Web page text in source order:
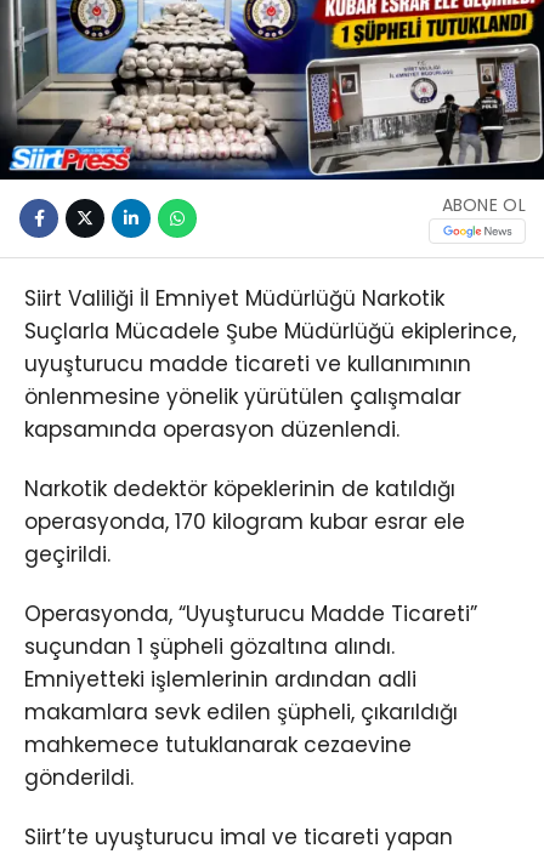
ABONE OL
Siirt Valiliği İl Emniyet Müdürlüğü Narkotik
Suçlarla Mücadele Şube Müdürlüğü ekiplerince,
uyuşturucu madde ticareti ve kullanımının
önlenmesine yönelik yürütülen çalışmalar
kapsamında operasyon düzenlendi.
Narkotik dedektör köpeklerinin de katıldığı
operasyonda, 170 kilogram kubar esrar ele
geçirildi.
Operasyonda, “Uyuşturucu Madde Ticareti”
suçundan 1 şüpheli gözaltına alındı.
Emniyetteki işlemlerinin ardından adli
makamlara sevk edilen şüpheli, çıkarıldığı
mahkemece tutuklanarak cezaevine
gönderildi.
Siirt’te uyuşturucu imal ve ticareti yapan